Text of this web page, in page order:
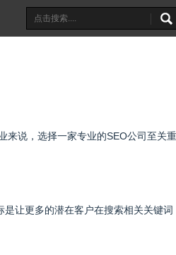
来说，选择一家专业的SEO公司至关重
让更多的潜在客户在搜索相关关键词